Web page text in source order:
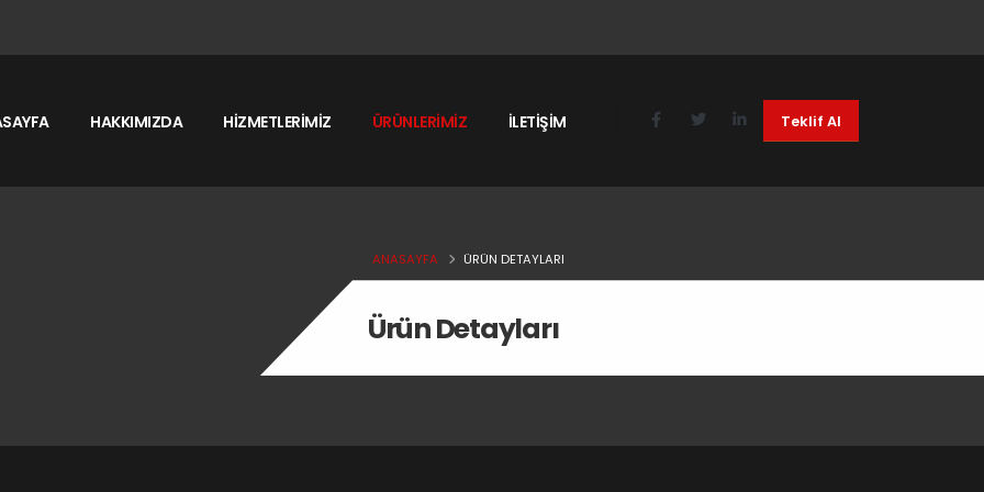
HAKKIMIZDA HİZMETLERİMİZ ÜRÜNLERİMİZ İLETİŞİM Teklif Al
ANASAYFA ÜRÜN DETAYLARI
Ürün Detayları